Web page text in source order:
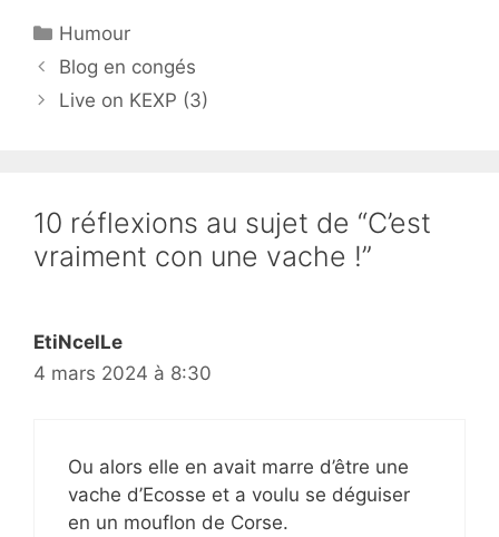
Catégories
Humour
Blog en congés
Live on KEXP (3)
10 réflexions au sujet de “C’est
vraiment con une vache !”
EtiNcelLe
4 mars 2024 à 8:30
Ou alors elle en avait marre d’être une
vache d’Ecosse et a voulu se déguiser
en un mouflon de Corse.